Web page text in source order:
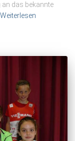
an das bekannte
Weiterlesen